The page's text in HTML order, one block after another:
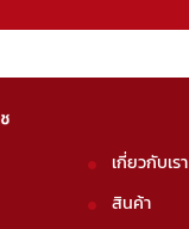
เกี่ยวกับเรา
สินค้า